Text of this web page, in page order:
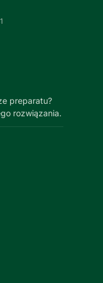
preparatu?
rozwiązania.